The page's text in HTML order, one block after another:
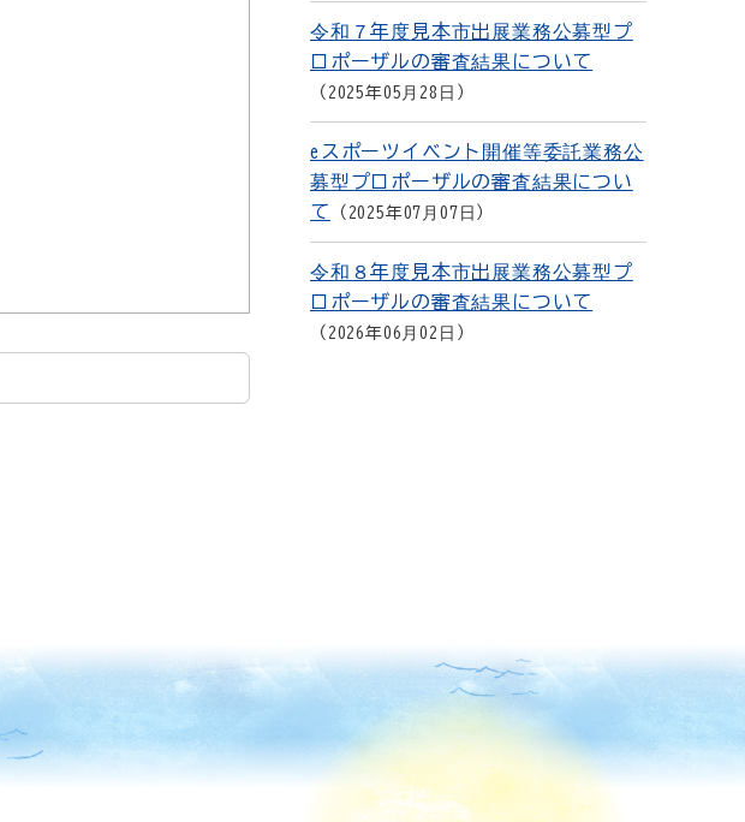
令和７年度見本市出展業務公募型プ
ロポーザルの審査結果について
2025年05月28日
eスポーツイベント開催等委託業務公
募型プロポーザルの審査結果につい
て
2025年07月07日
令和８年度見本市出展業務公募型プ
ロポーザルの審査結果について
2026年06月02日